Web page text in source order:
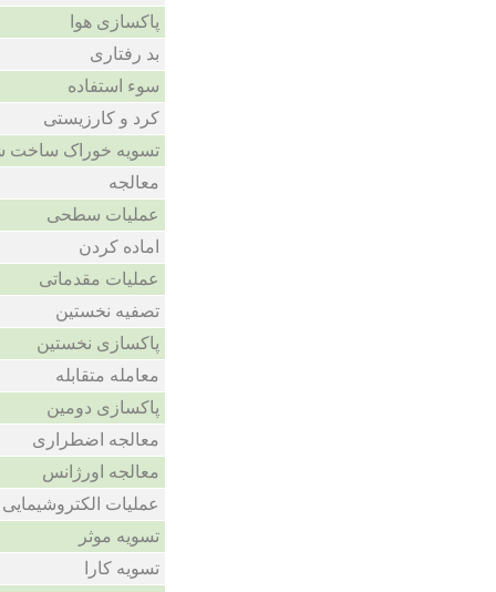
پاکسازی هوا
بد رفتاری
سوء استفاده
کرد و کارزیستی
تسویه خوراک ساخت
معالجه
عملیات سطحی
اماده کردن
عملیات مقدماتی
تصفیه نخستین
پاکسازی نخستین
معامله متقابله
پاکسازی دومین
معالجه اضطراری
معالجه اورژانس
عملیات الکتروشیمایی
تسویه موثر
تسویه کارا